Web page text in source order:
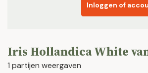
Inloggen of
Iris Hollandica White
1 partijen weergaven